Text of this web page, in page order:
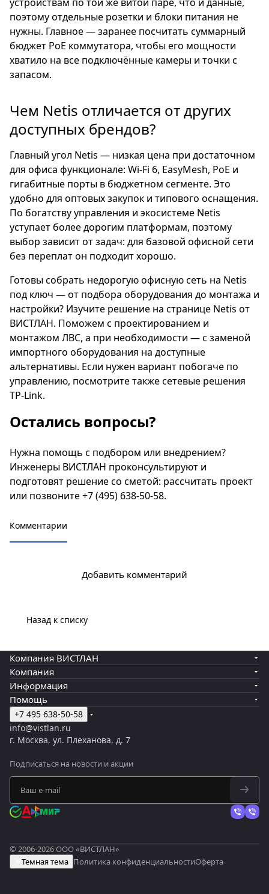
поэтому отдельные розетки и блоки питания не
нужны. Главное — заранее посчитать суммарный
бюджет PoE коммутатора, чтобы его мощности
хватило на все подключённые камеры и точки с
запасом.
Чем Netis отличается от других
доступных брендов?
Главный угол Netis — низкая цена при достаточном
для офиса функционале: Wi-Fi 6, EasyMesh, PoE и
гигабитные порты в бюджетном сегменте. Это
удобно для оптовых закупок и типового оснащения.
По богатству управления и экосистеме Netis
уступает более дорогим платформам, поэтому
выбор зависит от задач: для базовой офисной сети
без переплат он подходит хорошо.
Готовы собрать недорогую офисную сеть на Netis
под ключ — от подбора оборудования до монтажа и
настройки? Изучите решение на странице Netis от
ВИСТЛАН. Поможем с проектированием и
монтажом ЛВС, а при необходимости — с заменой
импортного оборудования на доступные
альтернативы. Если нужен вариант побогаче по
управлению, посмотрите такжесетевые решения
TP-Link.
Остались вопросы?
Нужна помощь с подбором или внедрением?
Инженеры ВИСТЛАН проконсультируют и
подготовят решение со сметой: рассчитать проект
или позвоните+7 (495) 638-50-58.
Комментарии
Добавить комментарий
Назад к списку
Компания ВИСТЛАН
Компания
Информация
Помощь
+7 495 638-50-58
info@vistlan.ru
г. Москва, ул. Плеханова, д. 7
Подписаться на новости и акции
© 2006-2026 ООО «ВИСТЛАН»
Темная тема Политика конфиденциальностиОферта